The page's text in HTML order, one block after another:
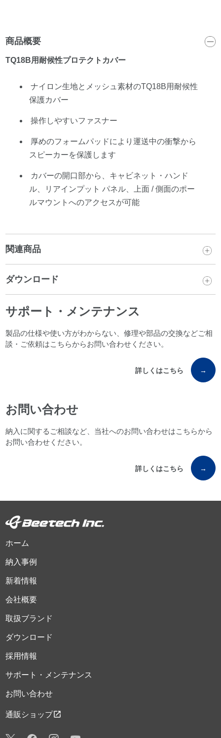
商品概要
TQ18B用耐候性プロテクトカバー
ナイロン生地とメッシュ素材のTQ18B用耐候性
保護カバー
操作しやすいファスナー
厚めのフォームパッドにより運送中の衝撃から
スピーカーを保護します
カバーの開口部から、キャビネット・ハンド
ル、リアインプット パネル、上面 / 側面のポー
ルマウントへのアクセスが可能
関連商品
ダウンロード
サポート・メンテナンス
製品の仕様や使い方がわからない、修理や部品の交換などご相
談・ご依頼はこちらからお問い合わせください。
詳しくはこちら →
お問い合わせ
納入に関するご相談など、当社へのお問い合わせはこちらから
お問い合わせください。
詳しくはこちら →
ホーム
納入事例
新着情報
会社概要
取扱ブランド
ダウンロード
採用情報
サポート・メンテナンス
お問い合わせ
通販ショップopen_in_new